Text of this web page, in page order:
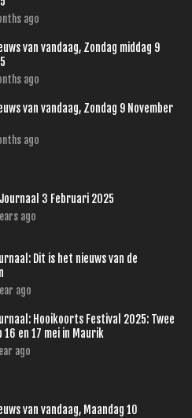
ago
van vandaag, Zondag middag 9
ago
van vandaag, Zondag 9 November
ago
3 Februari 2025
ago
Dit is het nieuws van de
ago
Hooikoorts Festival 2025: Twee
16 en 17 mei in Maurik
ago
van vandaag, Maandag 10